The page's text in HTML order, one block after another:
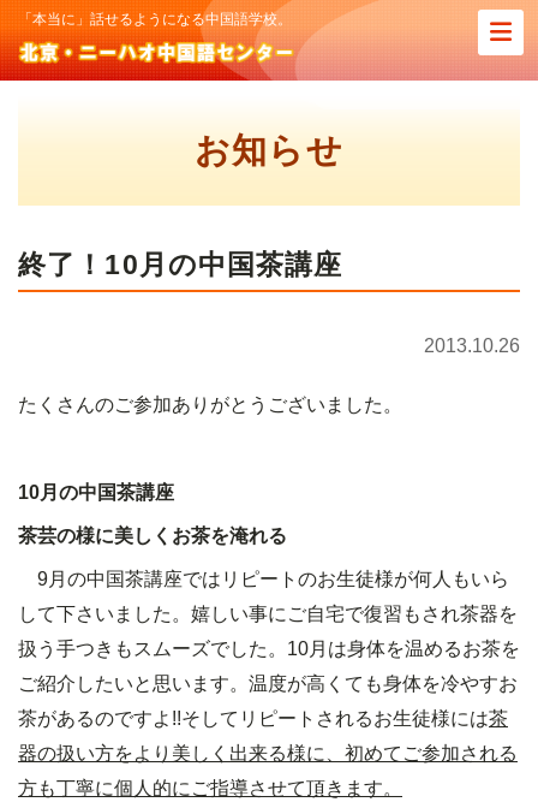
「本当に」話せるようになる中国語学校。
お知らせ
終了！10月の中国茶講座
2013.10.26
たくさんのご参加ありがとうございました。
10月の中国茶講座
茶芸の様に美しくお茶を淹れる
9月の中国茶講座ではリピートのお生徒様が何人もいら
して下さいました。嬉しい事にご自宅で復習もされ茶器を
扱う手つきもスムーズでした。 10月は身体を温めるお茶を
ご紹介したいと思います。温度が高くても身体を冷やすお
茶があるのですよ !!そしてリピートされるお生徒様には茶
器の扱い方をより美しく出来る様に、初めてご参加される
方も丁寧に個人的にご指導させて頂きます。